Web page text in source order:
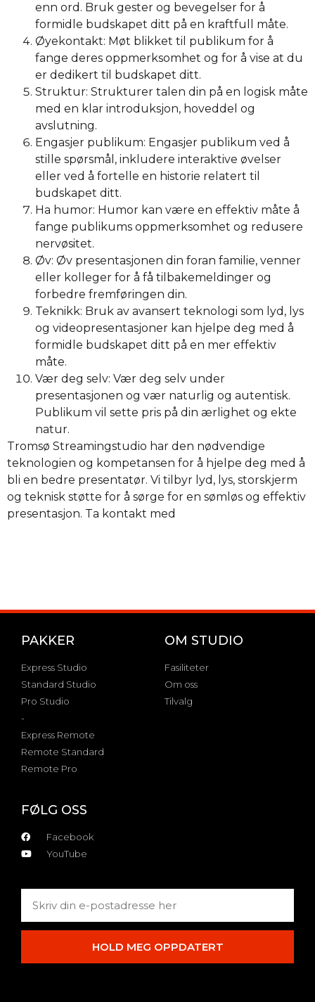
enn ord. Bruk gester og bevegelser for å
formidle budskapet ditt på en kraftfull måte.
Øyekontakt: Møt blikket til publikum for å
fange deres oppmerksomhet og for å vise at du
er dedikert til budskapet ditt.
Struktur: Strukturer talen din på en logisk måte
med en klar introduksjon, hoveddel og
avslutning.
Engasjer publikum: Engasjer publikum ved å
stille spørsmål, inkludere interaktive øvelser
eller ved å fortelle en historie relatert til
budskapet ditt.
Ha humor: Humor kan være en effektiv måte å
fange publikums oppmerksomhet og redusere
nervøsitet.
Øv: Øv presentasjonen din foran familie, venner
eller kolleger for å få tilbakemeldinger og
forbedre fremføringen din.
Teknikk: Bruk av avansert teknologi som lyd, lys
og videopresentasjoner kan hjelpe deg med å
formidle budskapet ditt på en mer effektiv
måte.
Vær deg selv: Vær deg selv under
presentasjonen og vær naturlig og autentisk.
Publikum vil sette pris på din ærlighet og ekte
natur.
Tromsø Streamingstudio har den nødvendige
teknologien og kompetansen for å hjelpe deg med å
bli en bedre presentatør. Vi tilbyr lyd, lys, storskjerm
og teknisk støtte for å sørge for en sømløs og effektiv
presentasjon. Ta kontakt med
PAKKER
Express Studio
Standard Studio
Pro Studio
-
Express Remote
Remote Standard
Remote Pro
OM STUDIO
Fasiliteter
Om oss
Tilvalg
FØLG OSS
Facebook
YouTube
HOLD MEG OPPDATERT